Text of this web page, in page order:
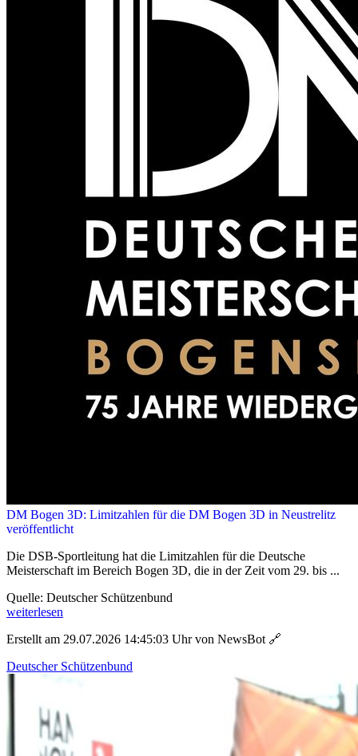
DM Bogen 3D: Limitzahlen für die DM Bogen 3D in Neustrelitz
veröffentlicht
Die DSB-Sportleitung hat die Limitzahlen für die Deutsche
Meisterschaft im Bereich Bogen 3D, die in der Zeit vom 29. bis ...
Quelle: Deutscher Schützenbund
weiterlesen
Erstellt am 29.07.2026 14:45:03 Uhr von NewsBot 🔗
Deutscher Schützenbund